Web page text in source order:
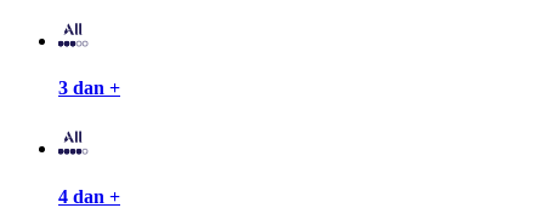
3 dan +
4 dan +